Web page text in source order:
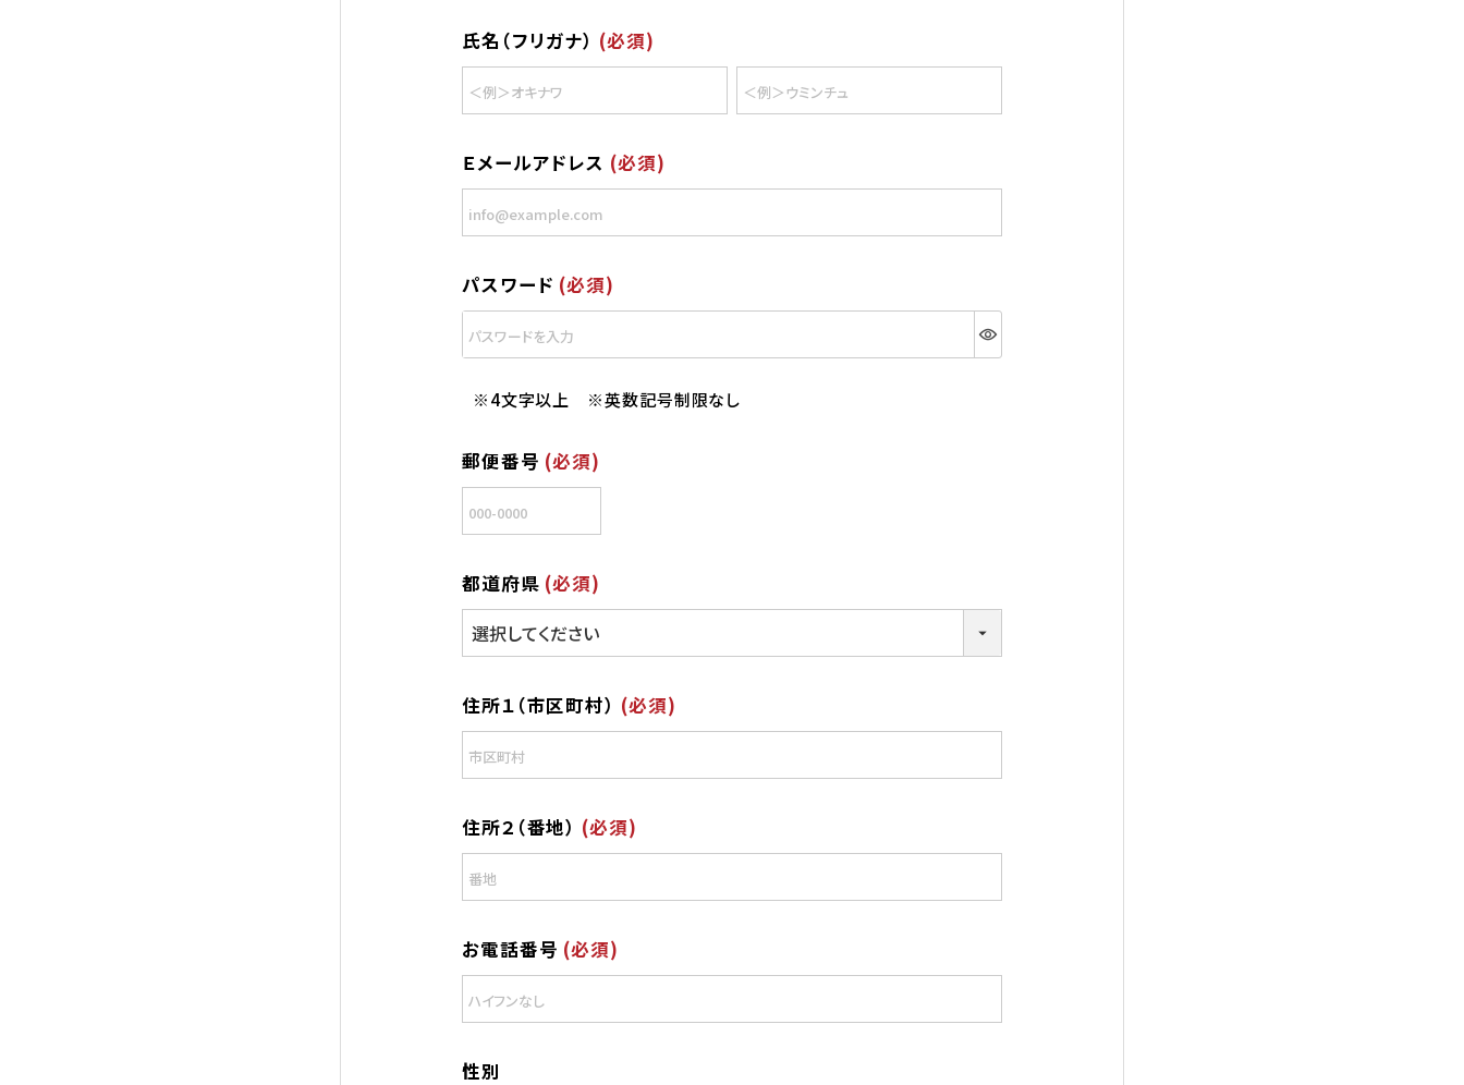
氏名（フリガナ） (必須)
Ｅメールアドレス (必須)
パスワード (必須)
※4文字以上 ※英数記号制限なし
郵便番号 (必須)
都道府県 (必須)
住所１（市区町村） (必須)
住所２（番地） (必須)
お電話番号 (必須)
性別